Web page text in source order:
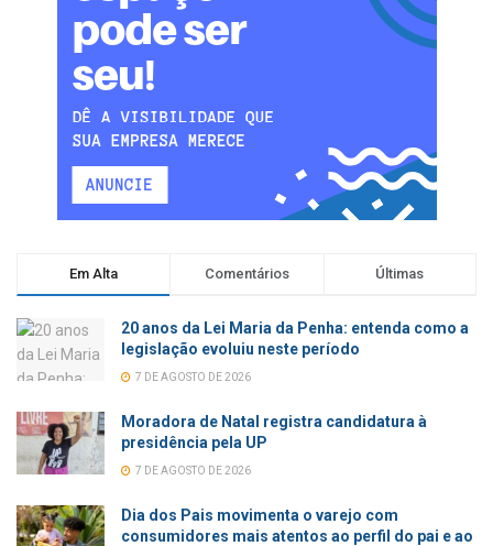
Em Alta Comentários Últimas
20 anos da Lei Maria da Penha: entenda como a
legislação evoluiu neste período
7 DE AGOSTO DE 2026
Moradora de Natal registra candidatura à
presidência pela UP
7 DE AGOSTO DE 2026
Dia dos Pais movimenta o varejo com
consumidores mais atentos ao perfil do pai e ao